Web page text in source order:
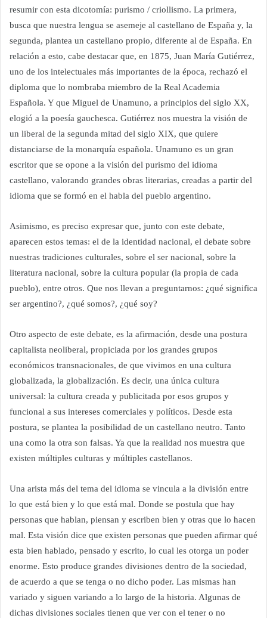
resumir con esta dicotomía: purismo / criollismo. La primera,
busca que nuestra lengua se asemeje al castellano de España y, la
segunda, plantea un castellano propio, diferente al de España. En
relación a esto, cabe destacar que, en 1875, Juan María Gutiérrez,
uno de los intelectuales más importantes de la época, rechazó el
diploma que lo nombraba miembro de la Real Academia
Española. Y que Miguel de Unamuno, a principios del siglo XX,
elogió a la poesía gauchesca. Gutiérrez nos muestra la visión de
un liberal de la segunda mitad del siglo XIX, que quiere
distanciarse de la monarquía española. Unamuno es un gran
escritor que se opone a la visión del purismo del idioma
castellano, valorando grandes obras literarias, creadas a partir del
idioma que se formó en el habla del pueblo argentino.
Asimismo, es preciso expresar que, junto con este debate,
aparecen estos temas: el de la identidad nacional, el debate sobre
nuestras tradiciones culturales, sobre el ser nacional, sobre la
literatura nacional, sobre la cultura popular (la propia de cada
pueblo), entre otros. Que nos llevan a preguntarnos: ¿qué significa
ser argentino?, ¿qué somos?, ¿qué soy?
Otro aspecto de este debate, es la afirmación, desde una postura
capitalista neoliberal, propiciada por los grandes grupos
económicos transnacionales, de que vivimos en una cultura
globalizada, la globalización. Es decir, una única cultura
universal: la cultura creada y publicitada por esos grupos y
funcional a sus intereses comerciales y políticos. Desde esta
postura, se plantea la posibilidad de un castellano neutro. Tanto
una como la otra son falsas. Ya que la realidad nos muestra que
existen múltiples culturas y múltiples castellanos.
Una arista más del tema del idioma se vincula a la división entre
lo que está bien y lo que está mal. Donde se postula que hay
personas que hablan, piensan y escriben bien y otras que lo hacen
mal. Esta visión dice que existen personas que pueden afirmar qué
esta bien hablado, pensado y escrito, lo cual les otorga un poder
enorme. Esto produce grandes divisiones dentro de la sociedad,
de acuerdo a que se tenga o no dicho poder. Las mismas han
variado y siguen variando a lo largo de la historia. Algunas de
dichas divisiones sociales tienen que ver con el tener o no